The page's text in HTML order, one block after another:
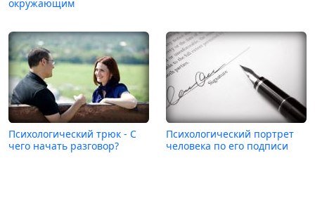
окружающим
Психологический трюк - С
чего начать разговор?
Психологический портрет
человека по его подписи